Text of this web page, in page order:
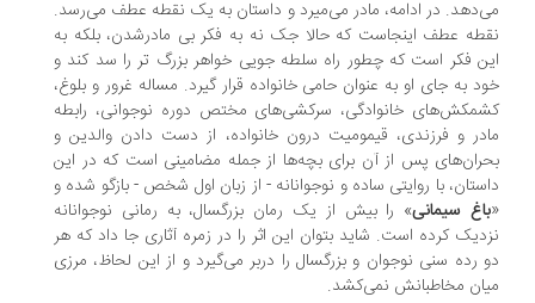
در ادامه، مادر می‌میرد و داستان به یک نقطه عطف می‌رسد.
عطف اینجاست که حالا جک نه به فکر بی مادرشدن، بلکه به
فکر است که چطور راه سلطه جویی خواهر بزرگ تر را سد کند و
به جای او به عنوان حامی خانواده قرار گیرد. مساله غرور و بلوغ،
خانوادگی، سرکشی‌های مختص دوره نوجوانی، رابطه
و فرزندی، قیمومیت درون خانواده، از دست دادن والدین و
پس از آن برای بچه‌ها از جمله مضامینی است که در این
با روایتی ساده و نوجوانانه - از زبان اول شخص - بازگو شده و
سیمانی» را بیش از یک رمان بزرگسال، به رمانی نوجوانانه
کرده است. شاید بتوان این اثر را در زمره آثاری جا داد که هر
رده سنی نوجوان و بزرگسال را دربر می‌گیرد و از این لحاظ، مرزی
مخاطبانش نمی‌کشد.